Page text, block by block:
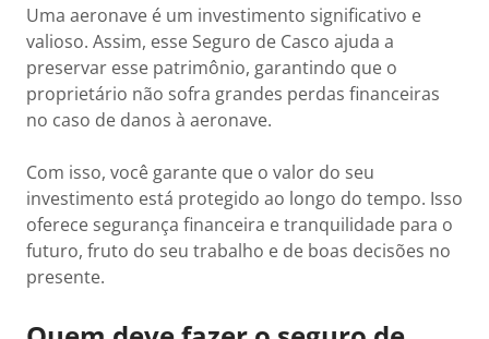
Uma aeronave é um investimento significativo e
valioso. Assim, esse Seguro de Casco ajuda a
preservar esse patrimônio, garantindo que o
proprietário não sofra grandes perdas financeiras
no caso de danos à aeronave.
Com isso, você garante que o valor do seu
investimento está protegido ao longo do tempo. Isso
oferece segurança financeira e tranquilidade para o
futuro, fruto do seu trabalho e de boas decisões no
presente.